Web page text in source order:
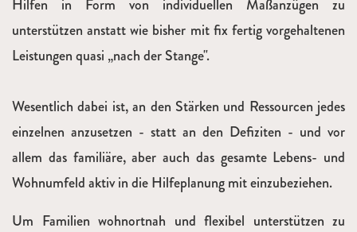
Hilfen in Form von individuellen Maßanzügen zu
unterstützen anstatt wie bisher mit fix fertig vorgehaltenen
Leistungen quasi „nach der Stange".
Wesentlich dabei ist, an den Stärken und Ressourcen jedes
einzelnen anzusetzen - statt an den Defiziten - und vor
allem das familiäre, aber auch das gesamte Lebens- und
Wohnumfeld aktiv in die Hilfeplanung mit einzubeziehen.
Um Familien wohnortnah und flexibel unterstützen zu